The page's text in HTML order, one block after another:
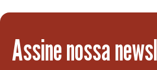
Assine nossa